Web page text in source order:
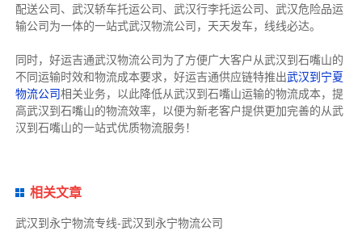
配送公司、武汉轿车托运公司、武汉行李托运公司、武汉危险品运
输公司为一体的一站式武汉物流公司，天天发车，线线必达。
同时，好运吉通武汉物流公司为了方便广大客户从武汉到石嘴山的
不同运输时效和物流成本要求，好运吉通供应链特推出武汉到宁夏
物流公司相关业务，以此降低从武汉到石嘴山运输的物流成本，提
高武汉到石嘴山的物流效率，以便为新老客户提供更加完善的从武
汉到石嘴山的一站式优质物流服务！
相关文章
武汉到永宁物流专线-武汉到永宁物流公司